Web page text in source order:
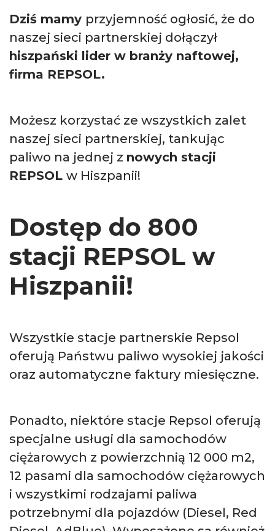
Dziś mamy przyjemność ogłosić, że do
naszej sieci partnerskiej dołączył
hiszpański lider w branży naftowej,
firma REPSOL.
Możesz korzystać ze wszystkich zalet
naszej sieci partnerskiej, tankując
paliwo na jednej z nowych stacji
REPSOL w Hiszpanii!
Dostęp do 800
stacji REPSOL w
Hiszpanii!
Wszystkie stacje partnerskie Repsol
oferują Państwu paliwo wysokiej jakości
oraz automatyczne faktury miesięczne.
Ponadto, niektóre stacje Repsol oferują
specjalne usługi dla samochodów
ciężarowych z powierzchnią 12 000 m2,
12 pasami dla samochodów ciężarowych
i wszystkimi rodzajami paliwa
potrzebnymi dla pojazdów (Diesel, Red